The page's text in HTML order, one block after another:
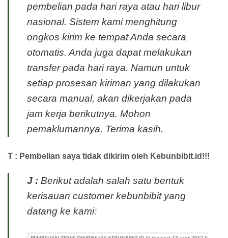
pembelian pada hari raya atau hari libur
nasional. Sistem kami menghitung
ongkos kirim ke tempat Anda secara
otomatis. Anda juga dapat melakukan
transfer pada hari raya. Namun untuk
setiap prosesan kiriman yang dilakukan
secara manual, akan dikerjakan pada
jam kerja berikutnya. Mohon
pemaklumannya. Terima kasih.
T : Pembelian saya tidak dikirim oleh Kebunbibit.id!!!
J : Berikut adalah salah satu bentuk
kerisauan customer kebunbibit yang
datang ke kami: